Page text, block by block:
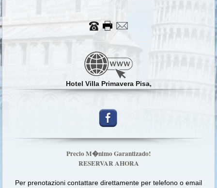
Hotel Villa Primavera Pisa,
Precio M�nimo Garantizado!
RESERVAR AHORA
Per prenotazioni contattare direttamente per telefono o email